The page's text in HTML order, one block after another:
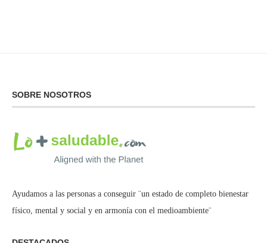
SOBRE NOSOTROS
Ayudamos a las personas a conseguir ¨un estado de completo bienestar
físico, mental y social y en armonía con el medioambiente¨